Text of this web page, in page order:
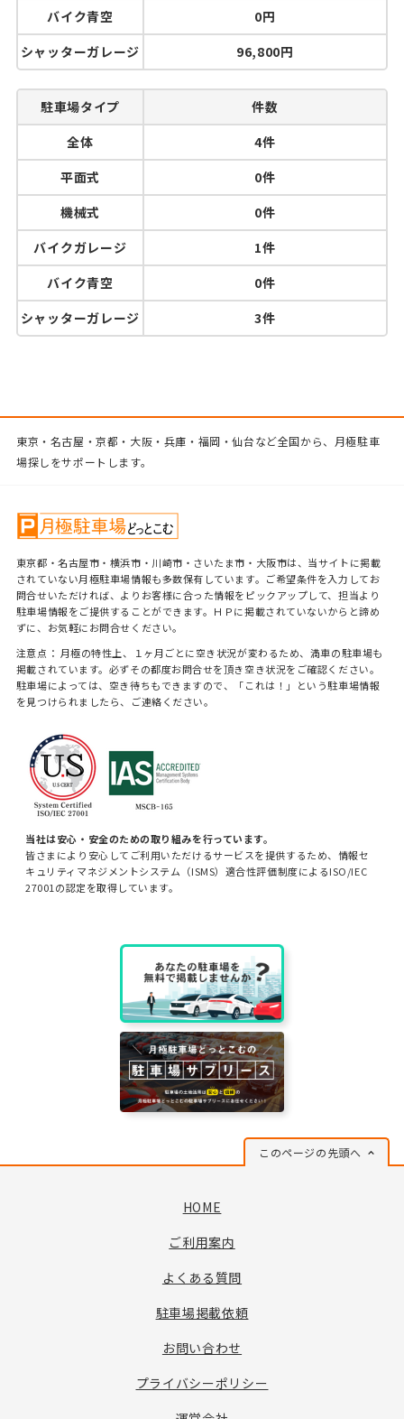
バイク青空
0円
シャッターガレージ
96,800円
駐車場タイプ
件数
全体
4件
平面式
0件
機械式
0件
バイクガレージ
1件
バイク青空
0件
シャッターガレージ
3件
東京・名古屋・京都・大阪・兵庫・福岡・仙台など全国から、月極駐車
場探しをサポートします。
東京都・名古屋市・横浜市・川崎市・さいたま市・大阪市は、当サイトに掲載
されていない月極駐車場情報も多数保有しています。ご希望条件を入力してお
問合せいただければ、よりお客様に合った情報をピックアップして、担当より
駐車場情報をご提供することができます。ＨＰに掲載されていないからと諦め
ずに、お気軽にお問合せください。
注意点： 月極の特性上、１ヶ月ごとに空き状況が変わるため、満車の駐車場も
掲載されています。必ずその都度お問合せを頂き空き状況をご確認ください。
駐車場によっては、空き待ちもできますので、「これは！」という駐車場情報
を見つけられましたら、ご連絡ください。
当社は安心・安全のための取り組みを行っています。
皆さまにより安心してご利用いただけるサービスを提供するため、情報セ
キュリティマネジメントシステム（ISMS）適合性評価制度によるISO/IEC
27001の認定を取得しています。
このページの先頭へ
HOME
ご利用案内
よくある質問
駐車場掲載依頼
お問い合わせ
プライバシーポリシー